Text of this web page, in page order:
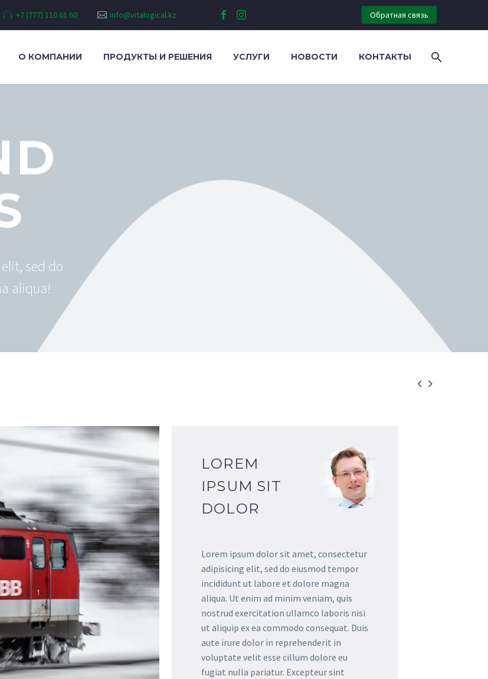
+7 (777) 110 61 60 info@vitalogical.kz Обратная связь
О КОМПАНИИ ПРОДУКТЫ И РЕШЕНИЯ УСЛУГИ НОВОСТИ КОНТАКТЫ
sed do
aliqua!
 
LOREM
IPSUM SIT
DOLOR
Lorem ipsum dolor sit amet, consectetur
adipisicing elit, sed do eiusmod tempor
incididunt ut labore et dolore magna
aliqua. Ut enim ad minim veniam, quis
nostrud exercitation ullamco laboris nisi
ut aliquip ex ea commodo consequat. Duis
aute irure dolor in reprehenderit in
voluptate velit esse cillum dolore eu
fugiat nulla pariatur. Excepteur sint